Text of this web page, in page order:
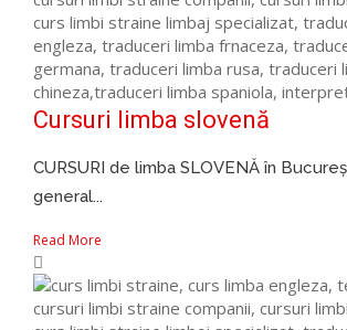
Cursuri limba slovenă
CURSURI de limba SLOVENĂ în
general...
Read More